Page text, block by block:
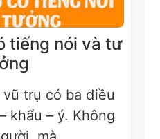
tiếng nói và tư
trụ có ba điều
khẩu – ý. Không